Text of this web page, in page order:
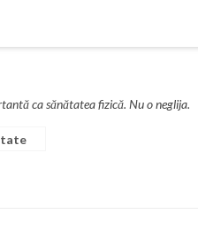
ca sănătatea fizică. Nu o neglija.